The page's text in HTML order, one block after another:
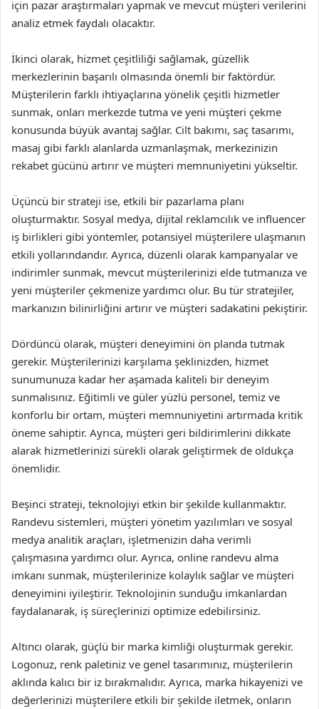
için pazar araştırmaları yapmak ve mevcut müşteri verilerini
analiz etmek faydalı olacaktır.
İkinci olarak, hizmet çeşitliliği sağlamak, güzellik
merkezlerinin başarılı olmasında önemli bir faktördür.
Müşterilerin farklı ihtiyaçlarına yönelik çeşitli hizmetler
sunmak, onları merkezde tutma ve yeni müşteri çekme
konusunda büyük avantaj sağlar. Cilt bakımı, saç tasarımı,
masaj gibi farklı alanlarda uzmanlaşmak, merkezinizin
rekabet gücünü artırır ve müşteri memnuniyetini yükseltir.
Üçüncü bir strateji ise, etkili bir pazarlama planı
oluşturmaktır. Sosyal medya, dijital reklamcılık ve influencer
iş birlikleri gibi yöntemler, potansiyel müşterilere ulaşmanın
etkili yollarındandır. Ayrıca, düzenli olarak kampanyalar ve
indirimler sunmak, mevcut müşterilerinizi elde tutmanıza ve
yeni müşteriler çekmenize yardımcı olur. Bu tür stratejiler,
markanızın bilinirliğini artırır ve müşteri sadakatini pekiştirir.
Dördüncü olarak, müşteri deneyimini ön planda tutmak
gerekir. Müşterilerinizi karşılama şeklinizden, hizmet
sunumunuza kadar her aşamada kaliteli bir deneyim
sunmalısınız. Eğitimli ve güler yüzlü personel, temiz ve
konforlu bir ortam, müşteri memnuniyetini artırmada kritik
öneme sahiptir. Ayrıca, müşteri geri bildirimlerini dikkate
alarak hizmetlerinizi sürekli olarak geliştirmek de oldukça
önemlidir.
Beşinci strateji, teknolojiyi etkin bir şekilde kullanmaktır.
Randevu sistemleri, müşteri yönetim yazılımları ve sosyal
medya analitik araçları, işletmenizin daha verimli
çalışmasına yardımcı olur. Ayrıca, online randevu alma
imkanı sunmak, müşterilerinize kolaylık sağlar ve müşteri
deneyimini iyileştirir. Teknolojinin sunduğu imkanlardan
faydalanarak, iş süreçlerinizi optimize edebilirsiniz.
Altıncı olarak, güçlü bir marka kimliği oluşturmak gerekir.
Logonuz, renk paletiniz ve genel tasarımınız, müşterilerin
aklında kalıcı bir iz bırakmalıdır. Ayrıca, marka hikayenizi ve
değerlerinizi müşterilere etkili bir şekilde iletmek, onların